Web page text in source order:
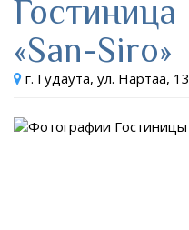
Гостиница
«San-Siro»
г. Гудаута, ул. Нартаа, 13